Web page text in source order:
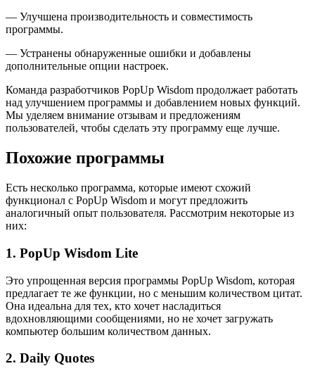
— Улучшена производительность и совместимость
программы.
— Устранены обнаруженные ошибки и добавлены
дополнительные опции настроек.
Команда разработчиков PopUp Wisdom продолжает работать
над улучшением программы и добавлением новых функций.
Мы уделяем внимание отзывам и предложениям
пользователей, чтобы сделать эту программу еще лучше.
Похожие программы
Есть несколько программа, которые имеют схожий
функционал с PopUp Wisdom и могут предложить
аналогичный опыт пользователя. Рассмотрим некоторые из
них:
1. PopUp Wisdom Lite
Это упрощенная версия программы PopUp Wisdom, которая
предлагает те же функции, но с меньшим количеством цитат.
Она идеальна для тех, кто хочет насладиться
вдохновляющими сообщениями, но не хочет загружать
компьютер большим количеством данных.
2. Daily Quotes